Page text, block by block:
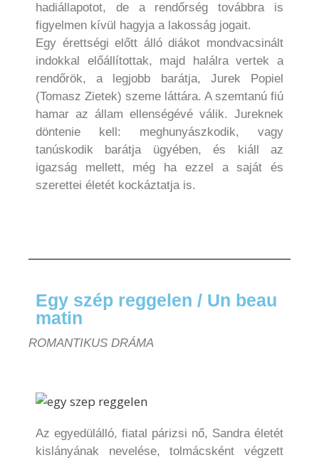
hadiállapotot, de a rendőrség továbbra is
figyelmen kívül hagyja a lakosság jogait.
Egy érettségi előtt álló diákot mondvacsinált
indokkal előállítottak, majd halálra vertek a
rendőrök, a legjobb barátja, Jurek Popiel
(Tomasz Zietek) szeme láttára. A szemtanú fiú
hamar az állam ellenségévé válik. Jureknek
döntenie kell: meghunyászkodik, vagy
tanúskodik barátja ügyében, és kiáll az
igazság mellett, még ha ezzel a saját és
szerettei életét kockáztatja is.
Egy szép reggelen / Un beau
matin
ROMANTIKUS DRÁMA
Az egyedülálló, fiatal párizsi nő, Sandra életét
kislányának nevelése, tolmácsként végzett